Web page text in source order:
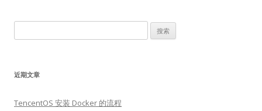
索：
近期文章
TencentOS 安装 Docker 的流程